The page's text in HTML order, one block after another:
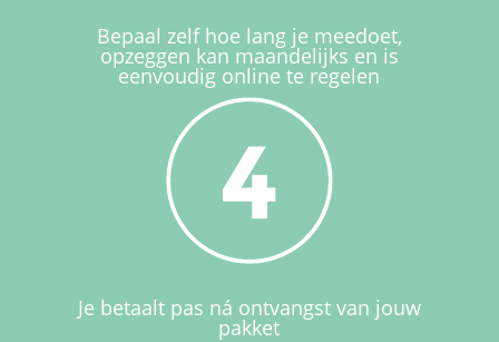
Bepaal zelf hoe lang je meedoet,
opzeggen kan maandelijks en is
eenvoudig online te regelen
Je betaalt pas ná ontvangst van jouw
pakket